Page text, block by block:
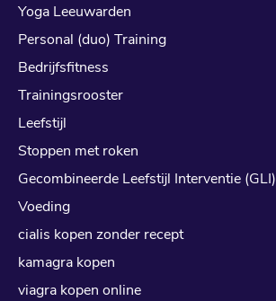
Yoga Leeuwarden
Personal (duo) Training
Bedrijfsfitness
Trainingsrooster
Leefstijl
Stoppen met roken
Gecombineerde Leefstijl Interventie (GLI)
Voeding
cialis kopen zonder recept
kamagra kopen
viagra kopen online